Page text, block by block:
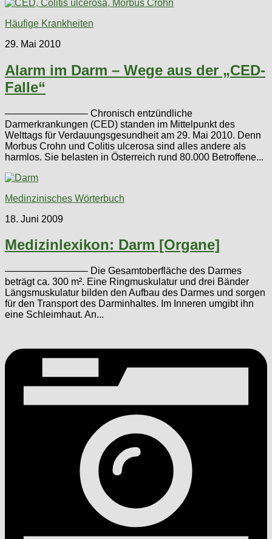
Häufige Krankheiten
29. Mai 2010
Alarm im Darm – Wege aus der „CED-
Falle“
————————– Chronisch entzündliche
Darmerkrankungen (CED) standen im Mittelpunkt des
Welttags für Verdauungsgesundheit am 29. Mai 2010. Denn
Morbus Crohn und Colitis ulcerosa sind alles andere als
harmlos. Sie belasten in Österreich rund 80.000 Betroffene...
Medinzinisches Wörterbuch
18. Juni 2009
Medizinlexikon: Darm [Organe]
————————– Die Gesamtoberfläche des Darmes
beträgt ca. 300 m². Eine Ringmuskulatur und drei Bänder
Längsmuskulatur bilden den Aufbau des Darmes und sorgen
für den Transport des Darminhaltes. Im Inneren umgibt ihn
eine Schleimhaut. An...